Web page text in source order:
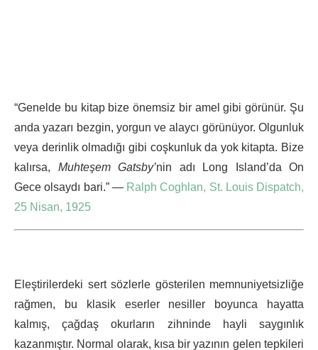
“Genelde bu kitap bize önemsiz bir amel gibi görünür. Şu
anda yazarı bezgin, yorgun ve alaycı görünüyor. Olgunluk
veya derinlik olmadığı gibi coşkunluk da yok kitapta. Bize
kalırsa, Muhteşem Gatsby’nin adı Long Island’da On
Gece olsaydı bari.” — Ralph Coghlan, St. Louis Dispatch,
25 Nisan, 1925
Eleştirilerdeki sert sözlerle gösterilen memnuniyetsizliğe
rağmen, bu klasik eserler nesiller boyunca hayatta
kalmış, çağdaş okurların zihninde hayli saygınlık
kazanmıştır. Normal olarak, kısa bir yazının gelen tepkileri